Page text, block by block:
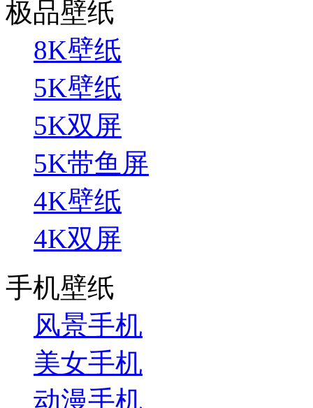
极品壁纸
8K壁纸
5K壁纸
5K双屏
5K带鱼屏
4K壁纸
4K双屏
手机壁纸
风景手机
美女手机
动漫手机